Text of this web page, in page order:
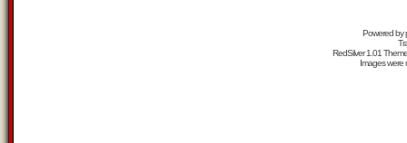
Powered by
RedSilver 1.01
Images were